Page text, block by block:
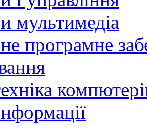
мультимедіа
програмне